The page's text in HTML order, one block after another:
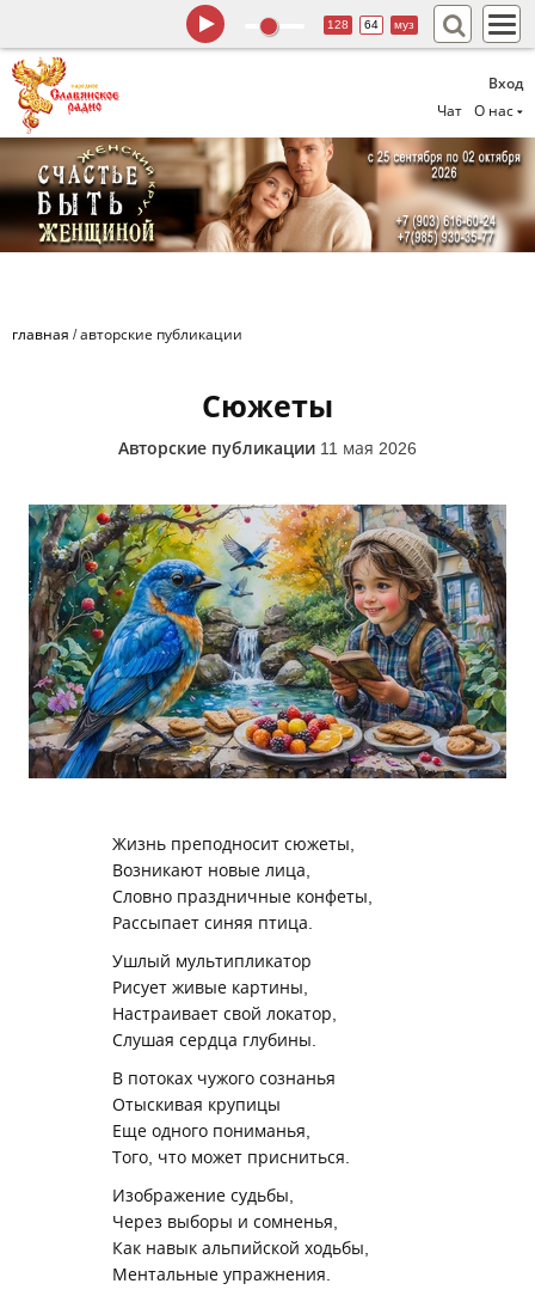
Вход
Чат
О нас
128 64 муз
главная /авторские публикации
Сюжеты
Авторские публикации 11 мая 2026
Жизнь преподносит сюжеты,
Возникают новые лица,
Словно праздничные конфеты,
Рассыпает синяя птица.
Ушлый мультипликатор
Рисует живые картины,
Настраивает свой локатор,
Слушая сердца глубины.
В потоках чужого сознанья
Отыскивая крупицы
Еще одного пониманья,
Того, что может присниться.
Изображение судьбы,
Через выборы и сомненья,
Как навык альпийской ходьбы,
Ментальные упражнения.